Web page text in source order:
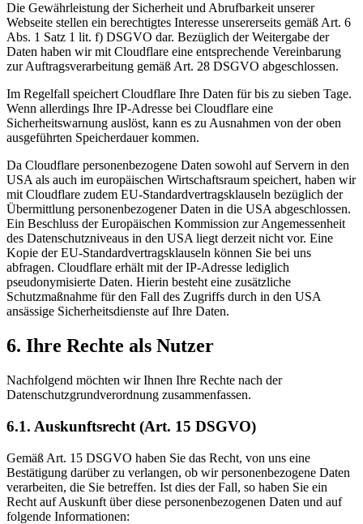
Die Gewährleistung der Sicherheit und Abrufbarkeit unserer
Webseite stellen ein berechtigtes Interesse unsererseits gemäß Art. 6
Abs. 1 Satz 1 lit. f) DSGVO dar. Bezüglich der Weitergabe der
Daten haben wir mit Cloudflare eine entsprechende Vereinbarung
zur Auftragsverarbeitung gemäß Art. 28 DSGVO abgeschlossen.
Im Regelfall speichert Cloudflare Ihre Daten für bis zu sieben Tage.
Wenn allerdings Ihre IP-Adresse bei Cloudflare eine
Sicherheitswarnung auslöst, kann es zu Ausnahmen von der oben
ausgeführten Speicherdauer kommen.
Da Cloudflare personenbezogene Daten sowohl auf Servern in den
USA als auch im europäischen Wirtschaftsraum speichert, haben wir
mit Cloudflare zudem EU-Standardvertragsklauseln bezüglich der
Übermittlung personenbezogener Daten in die USA abgeschlossen.
Ein Beschluss der Europäischen Kommission zur Angemessenheit
des Datenschutzniveaus in den USA liegt derzeit nicht vor. Eine
Kopie der EU-Standardvertragsklauseln können Sie bei uns
abfragen. Cloudflare erhält mit der IP-Adresse lediglich
pseudonymisierte Daten. Hierin besteht eine zusätzliche
Schutzmaßnahme für den Fall des Zugriffs durch in den USA
ansässige Sicherheitsdienste auf Ihre Daten.
6. Ihre Rechte als Nutzer
Nachfolgend möchten wir Ihnen Ihre Rechte nach der
Datenschutzgrundverordnung zusammenfassen.
6.1. Auskunftsrecht (Art. 15 DSGVO)
Gemäß Art. 15 DSGVO haben Sie das Recht, von uns eine
Bestätigung darüber zu verlangen, ob wir personenbezogene Daten
verarbeiten, die Sie betreffen. Ist dies der Fall, so haben Sie ein
Recht auf Auskunft über diese personenbezogenen Daten und auf
folgende Informationen: